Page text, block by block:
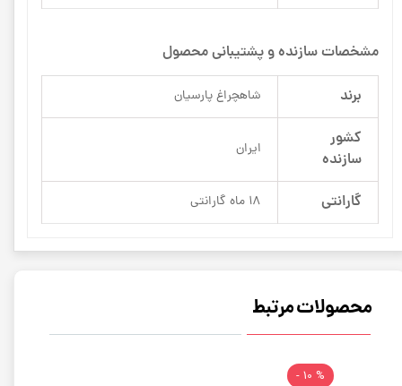
مشخصات سازنده و پشتیبانی محصول
برند شاهچراغ پارسیان
کشور
سازنده
ایران
گارانتی 18 ماه گارانتی
محصولات مرتبط
% 10 -